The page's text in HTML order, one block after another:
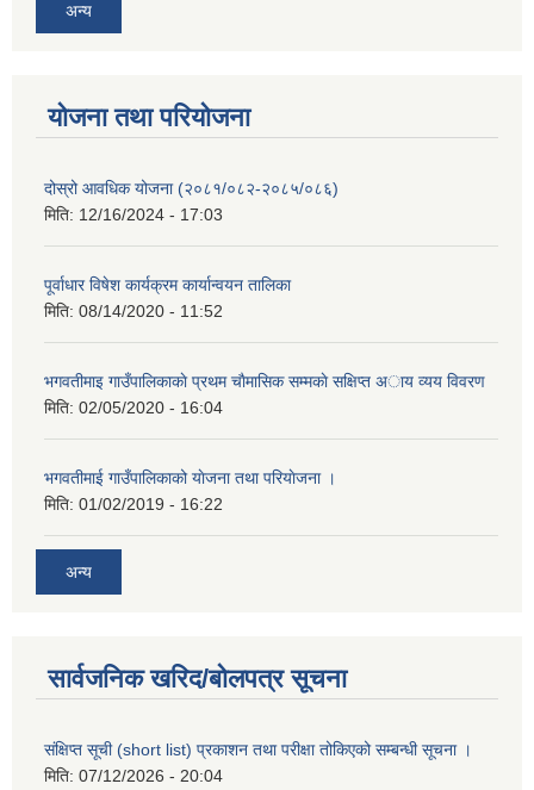
अन्य
योजना तथा परियोजना
दोस्रो आवधिक योजना (२०८१/०८२-२०८५/०८६)
मिति: 12/16/2024 - 17:03
पूर्वाधार विषेश कार्यक्रम कार्यान्वयन तालिका
मिति: 08/14/2020 - 11:52
भगवतीमाइ गाउँपालिकाकाे प्रथम चाैमासिक सम्मकाे सक्षिप्त अाय व्यय विवरण
मिति: 02/05/2020 - 16:04
भगवतीमाई गाउँपालिकाको याेजना तथा परियाेजना ।
मिति: 01/02/2019 - 16:22
अन्य
सार्वजनिक खरिद/बोलपत्र सूचना
संक्षिप्त सूची (short list) प्रकाशन तथा परीक्षा तोकिएको सम्बन्धी सूचना ।
मिति: 07/12/2026 - 20:04